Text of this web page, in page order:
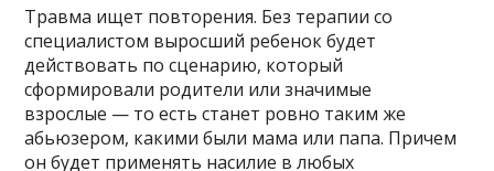
Травма ищет повторения. Без терапии со
специалистом выросший ребенок будет
действовать по сценарию, который
сформировали родители или значимые
взрослые — то есть станет ровно таким же
абьюзером, какими были мама или папа. Причем
он будет применять насилие в любых